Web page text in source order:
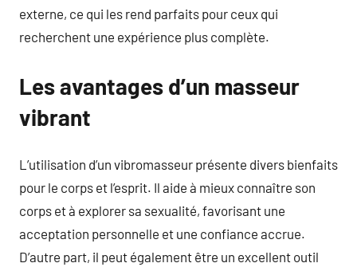
externe, ce qui les rend parfaits pour ceux qui
recherchent une expérience plus complète.
Les avantages d’un masseur
vibrant
L’utilisation d’un vibromasseur présente divers bienfaits
pour le corps et l’esprit. Il aide à mieux connaître son
corps et à explorer sa sexualité, favorisant une
acceptation personnelle et une confiance accrue.
D’autre part, il peut également être un excellent outil